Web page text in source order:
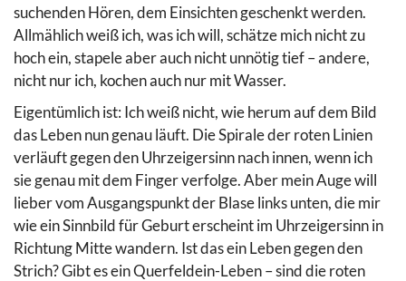
suchenden Hören, dem Einsichten geschenkt werden.
Allmählich weiß ich, was ich will, schätze mich nicht zu
hoch ein, stapele aber auch nicht unnötig tief – andere,
nicht nur ich, kochen auch nur mit Wasser.
Eigentümlich ist: Ich weiß nicht, wie herum auf dem Bild
das Leben nun genau läuft. Die Spirale der roten Linien
verläuft gegen den Uhrzeigersinn nach innen, wenn ich
sie genau mit dem Finger verfolge. Aber mein Auge will
lieber vom Ausgangspunkt der Blase links unten, die mir
wie ein Sinnbild für Geburt erscheint im Uhrzeigersinn in
Richtung Mitte wandern. Ist das ein Leben gegen den
Strich? Gibt es ein Querfeldein-Leben – sind die roten